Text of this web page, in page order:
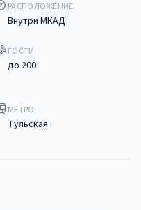
РАСПОЛОЖЕНИЕ
Внутри МКАД
ГОСТИ
до 200
МЕТРО
Тульская